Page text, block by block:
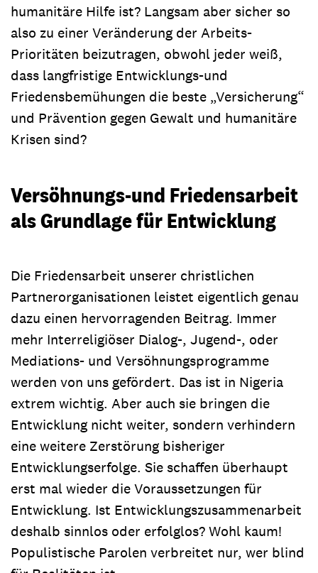
humanitäre Hilfe ist? Langsam aber sicher so
also zu einer Veränderung der Arbeits-
Prioritäten beizutragen, obwohl jeder weiß,
dass langfristige Entwicklungs-und
Friedensbemühungen die beste „Versicherung“
und Prävention gegen Gewalt und humanitäre
Krisen sind?
Versöhnungs-und Friedensarbeit
als Grundlage für Entwicklung
Die Friedensarbeit unserer christlichen
Partnerorganisationen leistet eigentlich genau
dazu einen hervorragenden Beitrag. Immer
mehr Interreligiöser Dialog-, Jugend-, oder
Mediations- und Versöhnungsprogramme
werden von uns gefördert. Das ist in Nigeria
extrem wichtig. Aber auch sie bringen die
Entwicklung nicht weiter, sondern verhindern
eine weitere Zerstörung bisheriger
Entwicklungserfolge. Sie schaffen überhaupt
erst mal wieder die Voraussetzungen für
Entwicklung. Ist Entwicklungszusammenarbeit
deshalb sinnlos oder erfolglos? Wohl kaum!
Populistische Parolen verbreitet nur, wer blind